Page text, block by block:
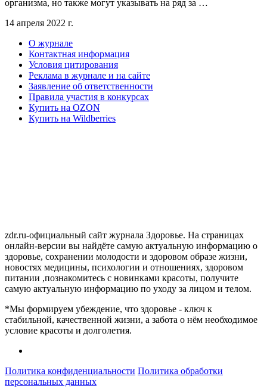
организма, но также могут указывать на ряд за …
14 апреля 2022 г.
О журнале
Контактная информация
Условия цитирования
Реклама в журнале и на сайте
Заявление об ответственности
Правила участия в конкурсах
Купить на OZON
Купить на Wildberries
zdr.ru-официальный сайт журнала Здоровье. На страницах
онлайн-версии вы найдёте самую актуальную информацию о
здоровье, сохранении молодости и здоровом образе жизни,
новостях медицины, психологии и отношениях, здоровом
питании ,познакомитесь с новинками красоты, получите
самую актуальную информацию по уходу за лицом и телом.
*Мы формируем убеждение, что здоровье - ключ к
стабильной, качественной жизни, а забота о нём необходимое
условие красоты и долголетия.
Политика конфиденциальности Политика обработки
персональных данных